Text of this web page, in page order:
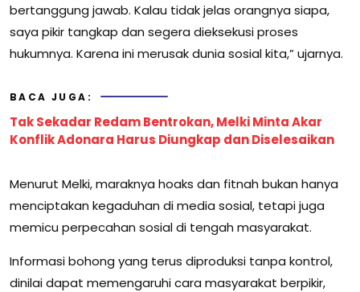
bertanggung jawab. Kalau tidak jelas orangnya siapa,
saya pikir tangkap dan segera dieksekusi proses
hukumnya. Karena ini merusak dunia sosial kita,” ujarnya.
BACA JUGA:
Tak Sekadar Redam Bentrokan, Melki Minta Akar
Konflik Adonara Harus Diungkap dan Diselesaikan
Menurut Melki, maraknya hoaks dan fitnah bukan hanya
menciptakan kegaduhan di media sosial, tetapi juga
memicu perpecahan sosial di tengah masyarakat.
Informasi bohong yang terus diproduksi tanpa kontrol,
dinilai dapat memengaruhi cara masyarakat berpikir,